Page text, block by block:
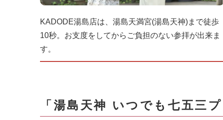
KADODE湯島店は、湯島天満宮(湯島天神)まで徒歩
10秒。お支度をしてからご負担のない参拝が出来ま
す。
「湯島天神 いつでも七五三